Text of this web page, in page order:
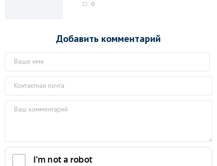
0
Добавить комментарий